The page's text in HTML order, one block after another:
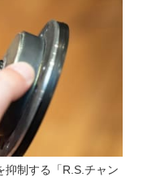
抑制する「R.S.チャン